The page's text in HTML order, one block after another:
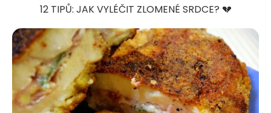
12 TIPŮ: JAK VYLÉČIT ZLOMENÉ SRDCE? 💔